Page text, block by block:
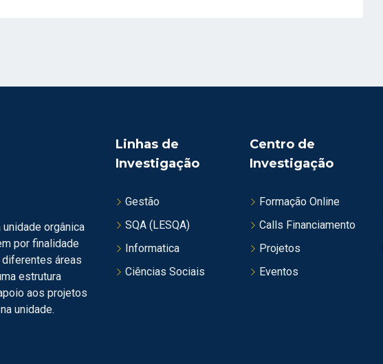
orgânica
por finalidade
áreas
estrutura
aos projetos
unidade.
Linhas de
Investigação
Gestão
SQA (LESQA)
Informatica
Ciências Sociais
Centro de
Investigação
Formação Online
Calls Financiamento
Projetos
Eventos